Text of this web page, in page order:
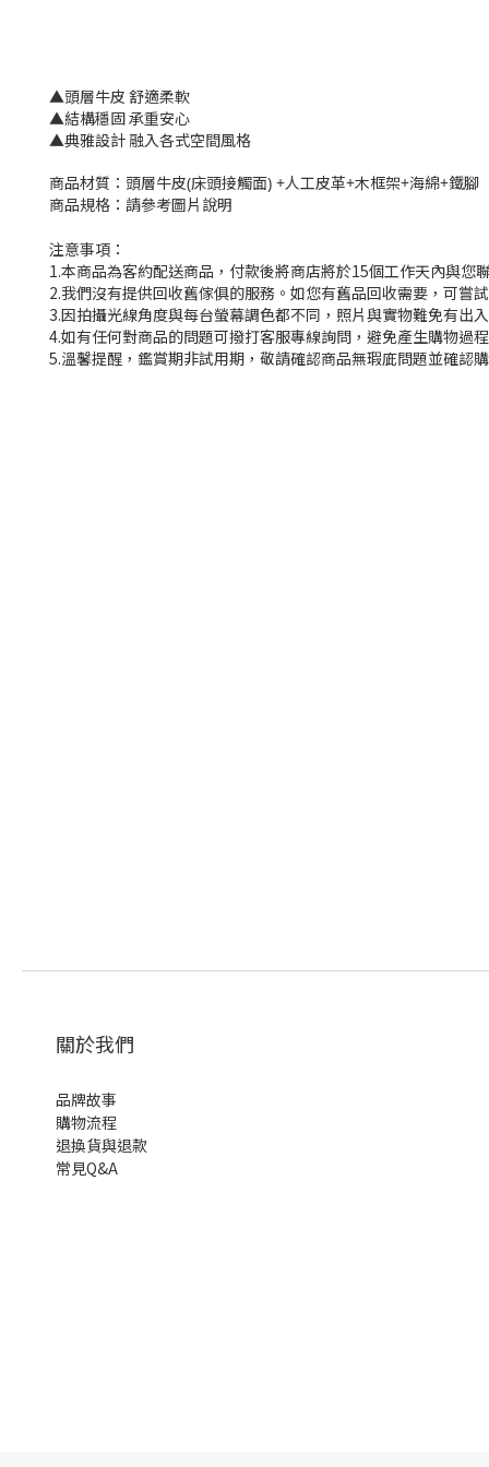
▲頭層牛皮 舒適柔軟
▲結構穩固 承重安心
▲典雅設計 融入各式空間風格
商品材質：頭層牛皮(床頭接觸面) +人工皮革+木框架+海綿+鐵腳
商品規格：請參考圖片說明
注意事項：
1.本商品為客約配送商品，付款後將商店將於15個工作天內與
2.我們沒有提供回收舊傢俱的服務。如您有舊品回收需要，可
3.因拍攝光線角度與每台螢幕調色都不同，照片與實物難免有
4.如有任何對商品的問題可撥打客服專線詢問，避免產生購物過
5.溫馨提醒，鑑賞期非試用期，敬請確認商品無瑕庛問題並確認
關於我們
品牌故事
購物流程
退換貨與退款
常見Q&A